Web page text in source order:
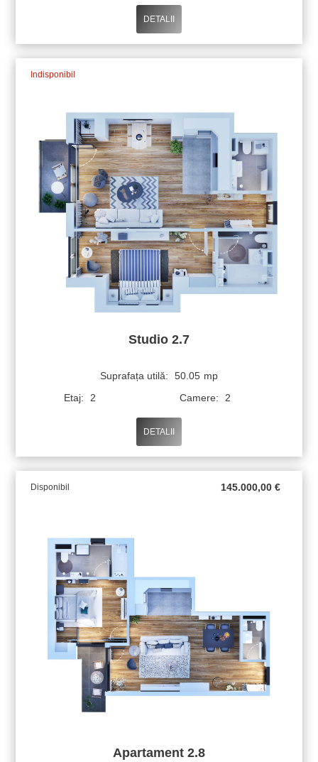
DETALII
Indisponibil
Studio 2.7
Suprafața utilă: 50.05 mp
Etaj:
2 Camere: 2
DETALII
Disponibil 145.000,00 €
Apartament 2.8